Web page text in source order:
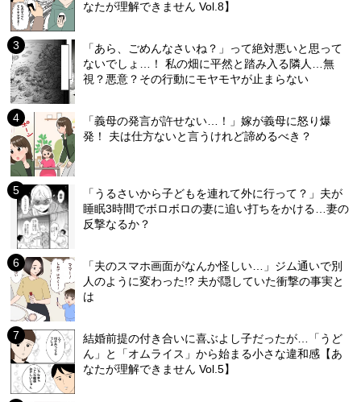
なたが理解できません Vol.8】
「あら、ごめんなさいね？」って絶対悪いと思って
ないでしょ…！ 私の畑に平然と踏み入る隣人…無
視？悪意？その行動にモヤモヤが止まらない
「義母の発言が許せない…！」嫁が義母に怒り爆
発！ 夫は仕方ないと言うけれど諦めるべき？
「うるさいから子どもを連れて外に行って？」夫が
睡眠3時間でボロボロの妻に追い打ちをかける…妻の
反撃なるか？
「夫のスマホ画面がなんか怪しい…」ジム通いで別
人のように変わった!? 夫が隠していた衝撃の事実と
は
結婚前提の付き合いに喜ぶよし子だったが…「うど
ん」と「オムライス」から始まる小さな違和感【あ
なたが理解できません Vol.5】